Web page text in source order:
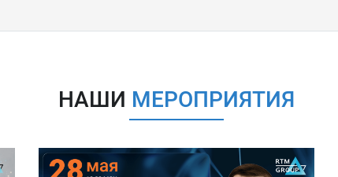
НАШИ МЕРОПРИЯТИЯ